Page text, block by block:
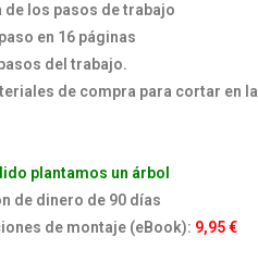
los pasos de trabajo
en 16 páginas
del trabajo.
de compra para cortar en la
plantamos un árbol
de dinero de 90 días
de montaje (eBook): 9,95 €